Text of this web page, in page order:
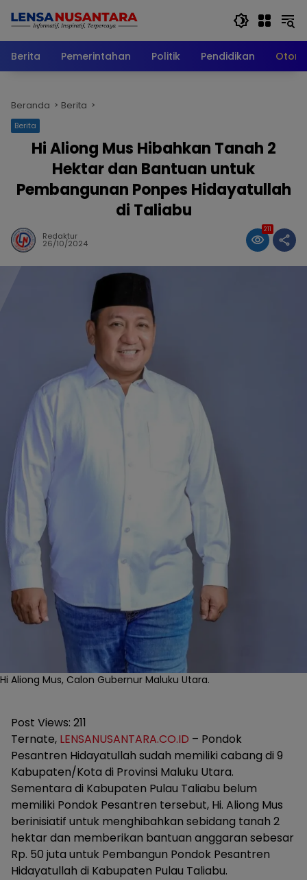
Berita
Pemerintahan Politik Pendidikan
Beranda Berita
Berita
Hi Aliong Mus Hibahkan Tanah 2
Hektar dan Bantuan untuk
Pembangunan Ponpes Hidayatullah
di Taliabu
Redaktur
26/10/2024
211
Hi Aliong Mus, Calon Gubernur Maluku Utara.
Post Views: 211
Ternate, LENSANUSANTARA.CO.ID – Pondok
Pesantren Hidayatullah sudah memiliki cabang di 9
Kabupaten/Kota di Provinsi Maluku Utara.
Sementara di Kabupaten Pulau Taliabu belum
memiliki Pondok Pesantren tersebut, Hi. Aliong Mus
berinisiatif untuk menghibahkan sebidang tanah 2
hektar dan memberikan bantuan anggaran sebesar
Rp. 50 juta untuk Pembangun Pondok Pesantren
Hidayatullah di Kabupaten Pulau Taliabu.